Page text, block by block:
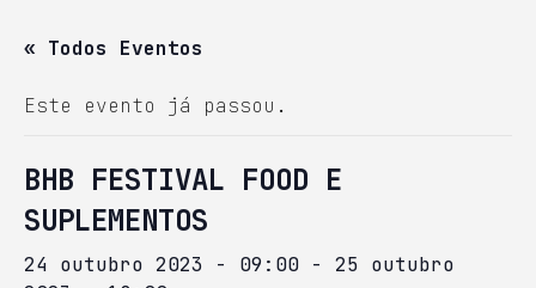
« Todos Eventos
Este evento já passou.
BHB FESTIVAL FOOD E
SUPLEMENTOS
24 outubro 2023 - 09:00 - 25 outubro